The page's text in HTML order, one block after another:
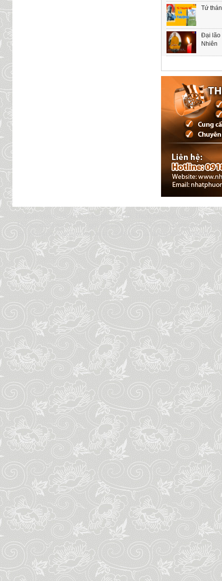
Tứ
Đại lão
Nhiên
© 2018 Vườn Tâm Hội. Chủ nhiệm: ĐĐ. Thích Giác Nhường.
Mọi sự đóng góp ý kiến, gởi bài viết, vui lòng liên hệ:
Ghi rõ nguồn vuontam.net.vn khi phát hành lại thông tin từ Website.